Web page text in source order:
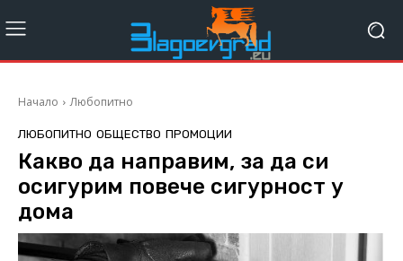
Начало Любопитно
ЛЮБОПИТНО ОБЩЕСТВО ПРОМОЦИИ
Какво да направим, за да си
осигурим повече сигурност у
дома